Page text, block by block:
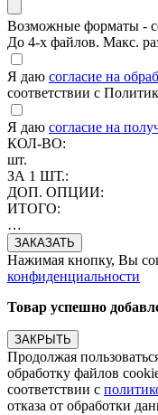
Возможные форматы -
До 4-х файлов. Макс.
Я даю согласие на
соответствии с
Я даю согласие на
КОЛ-ВО:
шт.
ЗА 1 ШТ.:
ДОП. ОПЦИИ:
ИТОГО:
…
Нажимая кнопку, Вы
конфиденциальности
Товар успешно
ЗАКРЫТЬ
Продолжая
обработку файлов
соответствии с
отказа от обработки